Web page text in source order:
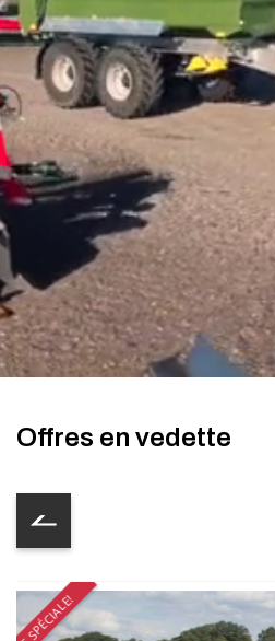
Outils de
LETÁK-LEKO
Pulvérisateurs
Autres
À propos
Offres en vedette